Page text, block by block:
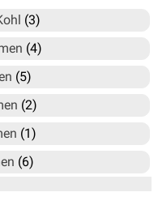
(3)
(4)
(5)
(2)
(1)
(6)
Samen